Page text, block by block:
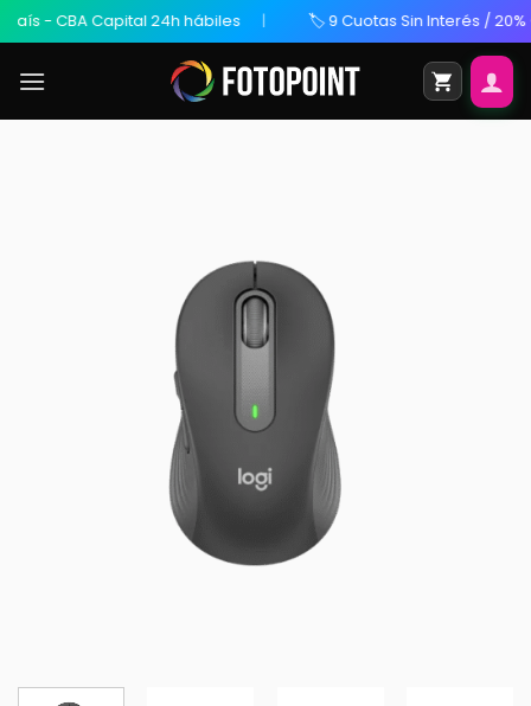
CBA Capital 24h hábiles 🏷️ 9 Cuotas Sin Interés / 20% OFF